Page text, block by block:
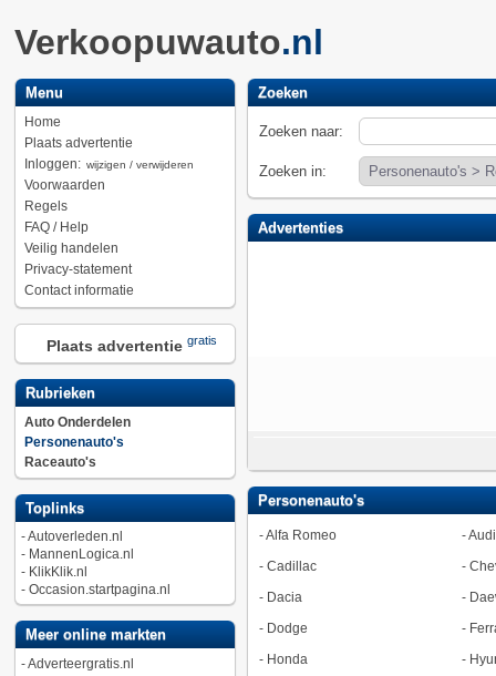
Verkoopuwauto.nl
Menu
Home
Plaats advertentie
Inloggen: wijzigen / verwijderen
Voorwaarden
Regels
FAQ / Help
Veilig handelen
Privacy-statement
Contact informatie
Plaats advertentie gratis
Rubrieken
Auto Onderdelen
Personenauto's
Raceauto's
Toplinks
-Autoverleden.nl
- MannenLogica.nl
- KlikKlik.nl
- Occasion.startpagina.nl
Meer online markten
-Adverteergratis.nl
Zoeken
Zoeken naar:
Zoeken in:
Advertenties
Personenauto's
-Alfa Romeo -Audi
- Cadillac -
- Dacia -
- Dodge -
- Honda -